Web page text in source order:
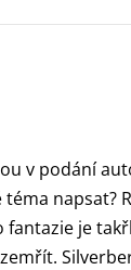
v podání
napsat?
je